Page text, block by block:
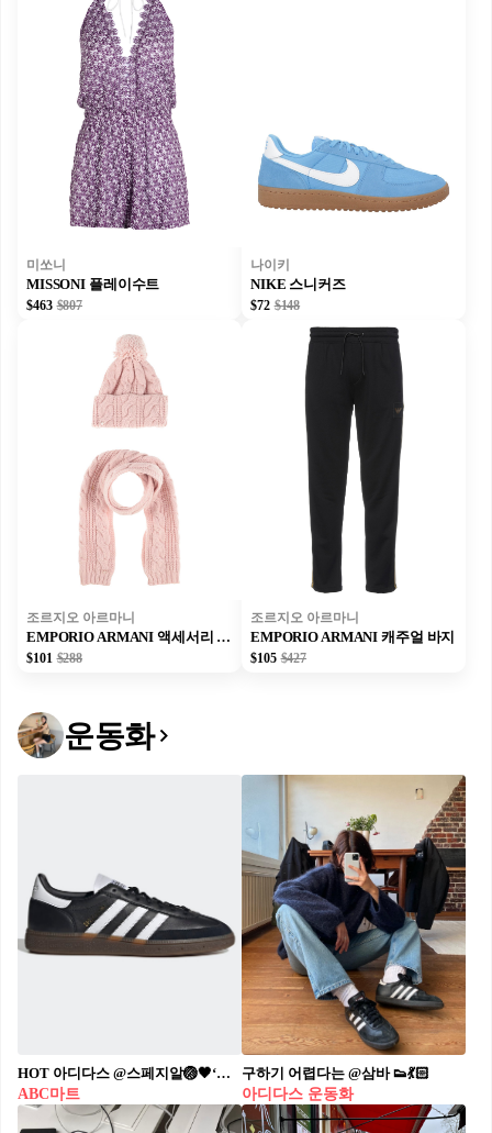
미쏘니
MISSONI 플레이수트
$463 $807
나이키
NIKE 스니커즈
$72 $148
조르지오 아르마니
EMPORIO ARMANI 액세서리 세트
$101 $288
조르지오 아르마니
EMPORIO ARMANI 캐주얼 바지
$105 $427
운동화
HOT 아디다스 @스페지알🏐🖤​ ‘스페지알’ 새로운 라인이 ABC마트에서 국내 발매됩니다. #광고​ ​ 70S SNEAKERS REMADE FOR TODAY🔥​ 1979년 핸드볼 선수를 위해 탄생한 스페지알, 시대를 초월해 지금까지 클래식한 디자인으로 사랑받고 있는 아이템이죠.​ ​ 기존의 스웨이드 재질의 빈티지한 스페지알 라인에서 레더와 스웨이드가 적절히 섞인 게 특징입니다.​ 힐탭 부분 새겨진 아디다스 각인부터 검솔로 된 아웃솔, 미니멀한 배색 조합 등 다양한 디테일이 눈길을 끌죠.​ ​ 컬러는 블랙과 화이트 두 가지이며 6/21(수) ABC마트 온/오프라인 매장에서 만나볼 수 있습니다.​
ABC마트
구하기 어렵다는 @삼바 👟💃🏻​
아디다스 운동화